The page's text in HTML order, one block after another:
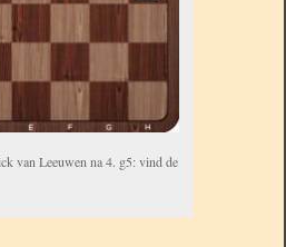
van Leeuwen na 4. g5: vind de